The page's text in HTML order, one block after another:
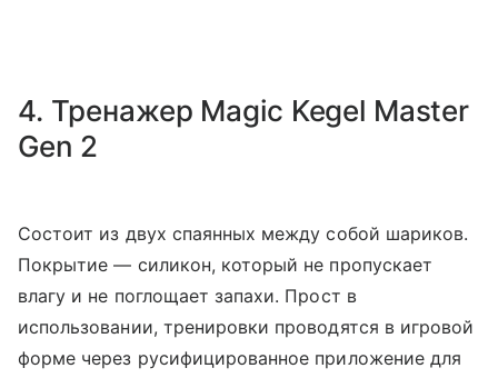
4. Тренажер Magic Kegel Master
Gen 2
Состоит из двух спаянных между собой шариков.
Покрытие — силикон, который не пропускает
влагу и не поглощает запахи. Прост в
использовании, тренировки проводятся в игровой
форме через русифицированное приложение для